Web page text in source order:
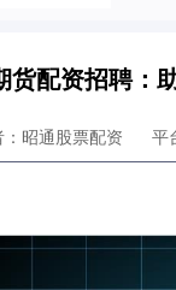
货配资招聘：
：昭通股票配资 平